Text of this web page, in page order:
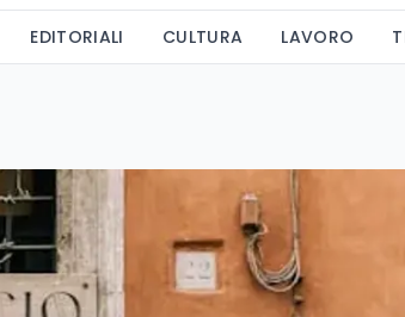
EDITORIALI CULTURA LAVORO